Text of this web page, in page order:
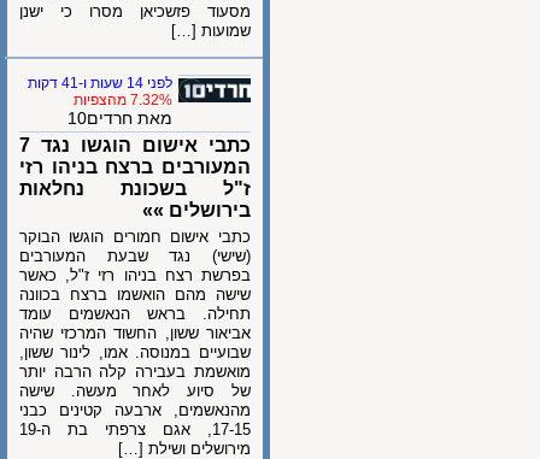
מסעוד פזשכיאן מסרו כי ישנן
שמועות […]
לפני 14 שעות ו-41 דקות
7.32% מהצפיות
מאת חרדים10
כתבי אישום הוגשו נגד 7
המעורבים ברצח בניהו רזי
ז"ל בשכונת נחלאות
בירושלים »»
כתבי אישום חמורים הוגשו הבוקר
(שישי) נגד שבעת המעורבים
בפרשת רצח בניהו רזי ז"ל, כאשר
שישה מהם הואשמו ברצח בכוונה
תחילה. בראש הנאשמים עומד
אביאור ששון, החשוד המרכזי שהיה
שבועיים במנוסה. אמו, לינור ששון,
מואשמת בעבירה קלה הרבה יותר
של סיוע לאחר מעשה. שישה
מהנאשמים, ארבעה קטינים כבני
17-15, אגם צרפתי בת ה-19
מירושלים ושילת […]